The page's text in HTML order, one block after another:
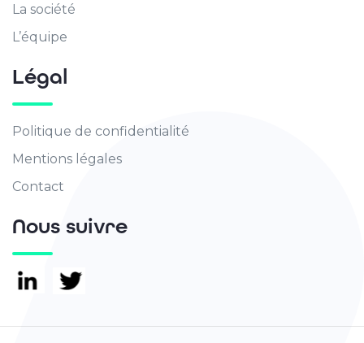
La société
L’équipe
Légal
Politique de confidentialité
Mentions légales
Contact
Nous suivre